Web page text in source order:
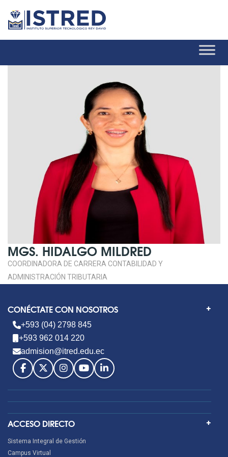
MGS. HIDALGO MILDRED
COORDINADORA DE CARRERA CONTABILIDAD Y
ADMINISTRACIÓN TRIBUTARIA
CONÉCTATE CON NOSOTROS
+593 (04) 2798 845
+593 962 014 220
admision@itred.edu.ec
ACCESO DIRECTO
Sistema Integral de Gestión
Campus Virtual